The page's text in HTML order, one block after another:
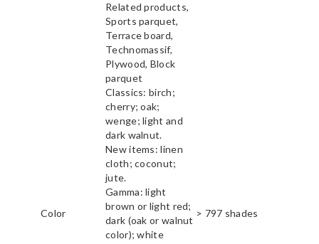
Related products,
Sports parquet,
Terrace board,
Technomassif,
Plywood, Block
parquet
Color
Classics: birch;
cherry; oak;
wenge; light and
dark walnut.
New items: linen
cloth; coconut;
jute.
Gamma: light
brown or light red;
dark (oak or walnut
color); white
> 797 shades